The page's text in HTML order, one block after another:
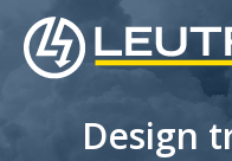
Design